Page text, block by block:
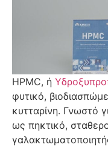
HPMC, ή
φυτικό,
κυτταρίνη. Γνωστό
ως πηκτικό,